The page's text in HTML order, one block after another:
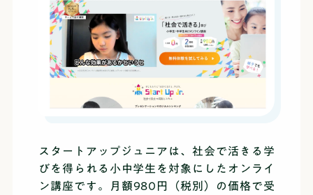
スタートアップジュニアは、社会で活きる学
びを得られる小中学生を対象にしたオンライ
ン講座です。月額980円（税別）の価格で受